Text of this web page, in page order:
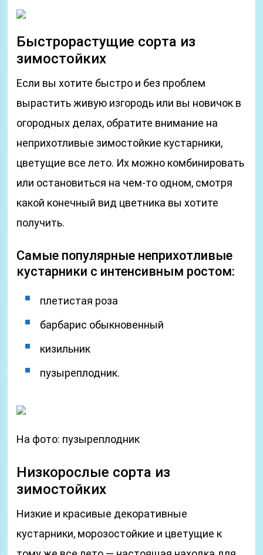
Быстрорастущие сорта из
зимостойких
Если вы хотите быстро и без проблем
вырастить живую изгородь или вы новичок в
огородных делах, обратите внимание на
неприхотливые зимостойкие кустарники,
цветущие все лето. Их можно комбинировать
или остановиться на чем-то одном, смотря
какой конечный вид цветника вы хотите
получить.
Самые популярные неприхотливые
кустарники с интенсивным ростом:
плетистая роза
барбарис обыкновенный
кизильник
пузыреплодник.
На фото: пузыреплодник
Низкорослые сорта из
зимостойких
Низкие и красивые декоративные
кустарники, морозостойкие и цветущие к